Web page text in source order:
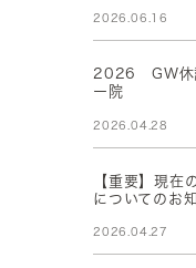
2026.06.16
2026 GW休
ー院
2026.04.28
【重要】現在
についてのお
2026.04.27